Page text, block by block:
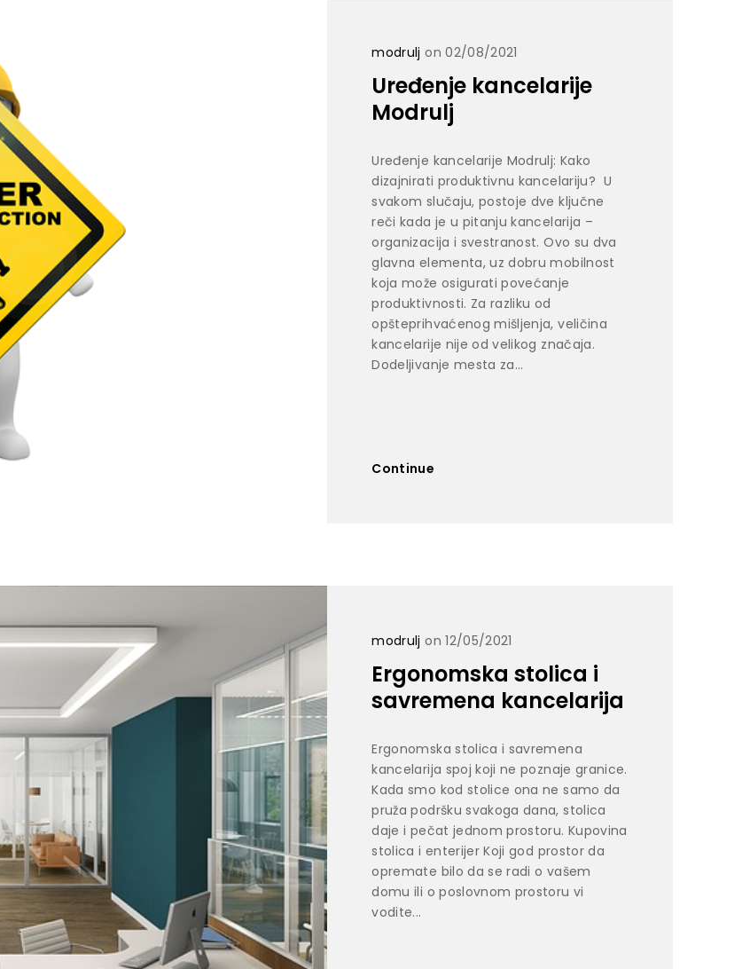
modrulj on 02/08/2021
Uređenje kancelarije
Modrulj
Uređenje kancelarije Modrulj: Kako
dizajnirati produktivnu kancelariju? U
svakom slučaju, postoje dve ključne
reči kada je u pitanju kancelarija –
organizacija i svestranost. Ovo su dva
glavna elementa, uz dobru mobilnost
koja može osigurati povećanje
produktivnosti. Za razliku od
opšteprihvaćenog mišljenja, veličina
kancelarije nije od velikog značaja.
Dodeljivanje mesta za...
Continue
modrulj on 12/05/2021
Ergonomska stolica i
savremena kancelarija
Ergonomska stolica i savremena
kancelarija spoj koji ne poznaje granice.
Kada smo kod stolice ona ne samo da
pruža podršku svakoga dana, stolica
daje i pečat jednom prostoru. Kupovina
stolica i enterijer Koji god prostor da
opremate bilo da se radi o vašem
domu ili o poslovnom prostoru vi
vodite...